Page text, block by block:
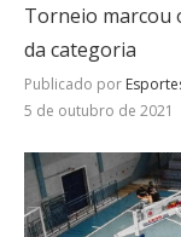
Torneio marcou
da categoria
Publicado por
5 de outubro de 2021